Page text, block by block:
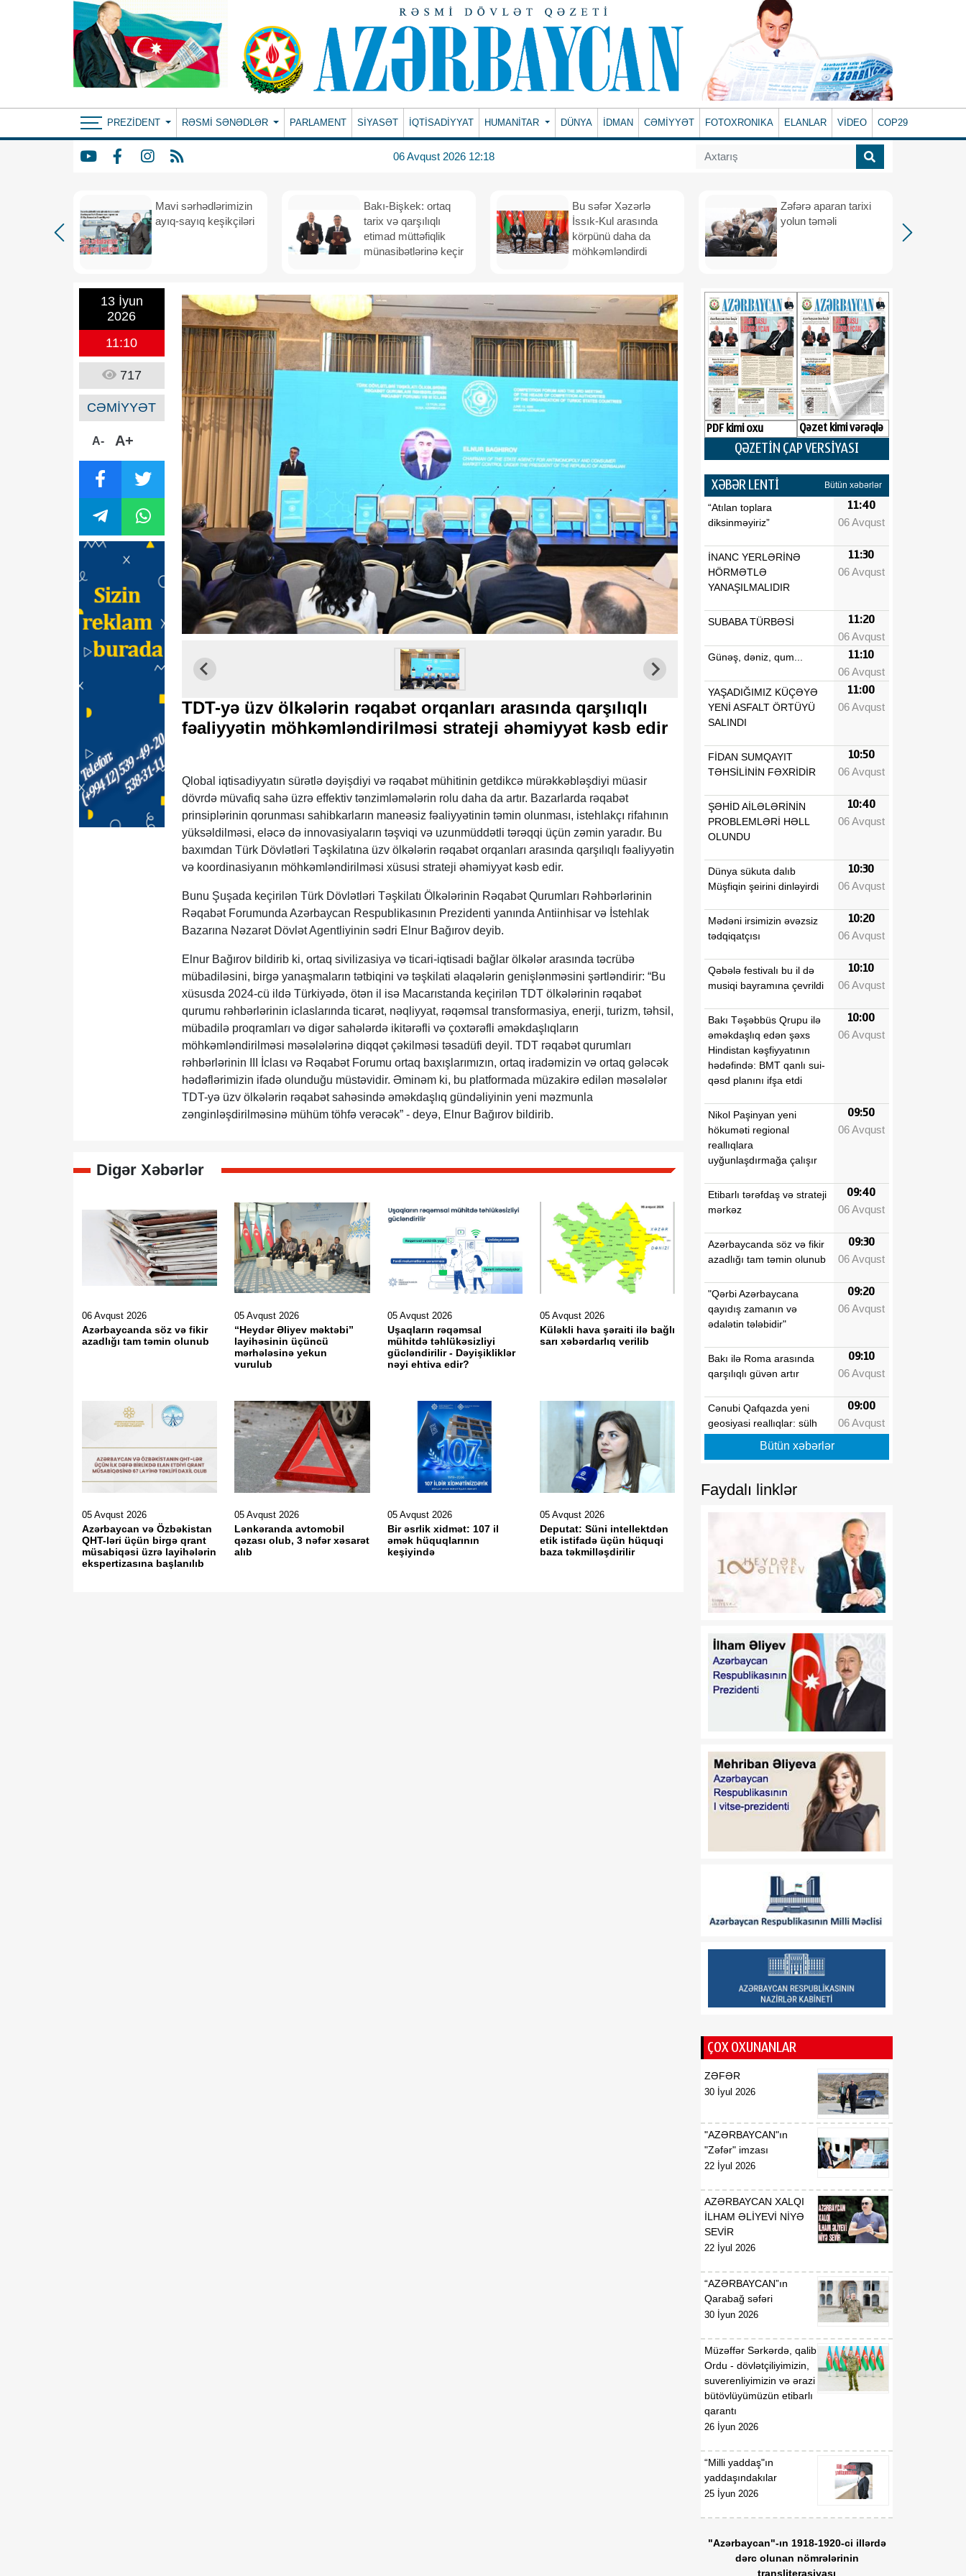
PREZIDENT RƏSMI SƏNƏDLƏR PARLAMENT SİYASƏT İQTİSADİYYAT HUMANITAR DÜNYA İDMAN CƏMİYYƏT FOTOXRONIKA ELANLAR VİDEO COP29
06 Avqust 2026 12:18
Mavi sərhədlərimizin
ayıq-sayıq keşikçiləri
Bakı-Bişkek: ortaq
tarix və qarşılıqlı
etimad müttəfiqlik
münasibətlərinə keçir
Bu səfər Xəzərlə
İssık-Kul arasında
körpünü daha da
möhkəmləndirdi
Zəfərə aparan tarixi
yolun təməli
13 İyun
2026
11:10
717
CƏMİYYƏT
A- A+
TDT-yə üzv ölkələrin rəqabət orqanları arasında qarşılıqlı
fəaliyyətin möhkəmləndirilməsi strateji əhəmiyyət kəsb edir
Qlobal iqtisadiyyatın sürətlə dəyişdiyi və rəqabət mühitinin getdikcə mürəkkəbləşdiyi müasir
dövrdə müvafiq sahə üzrə effektiv tənzimləmələrin rolu daha da artır. Bazarlarda rəqabət
prinsiplərinin qorunması sahibkarların maneəsiz fəaliyyətinin təmin olunması, istehlakçı rifahının
yüksəldilməsi, eləcə də innovasiyaların təşviqi və uzunmüddətli tərəqqi üçün zəmin yaradır. Bu
baxımdan Türk Dövlətləri Təşkilatına üzv ölkələrin rəqabət orqanları arasında qarşılıqlı fəaliyyətin
və koordinasiyanın möhkəmləndirilməsi xüsusi strateji əhəmiyyət kəsb edir.
Bunu Şuşada keçirilən Türk Dövlətləri Təşkilatı Ölkələrinin Rəqabət Qurumları Rəhbərlərinin
Rəqabət Forumunda Azərbaycan Respublikasının Prezidenti yanında Antiinhisar və İstehlak
Bazarına Nəzarət Dövlət Agentliyinin sədri Elnur Bağırov deyib.
Elnur Bağırov bildirib ki, ortaq sivilizasiya və ticari-iqtisadi bağlar ölkələr arasında təcrübə
mübadiləsini, birgə yanaşmaların tətbiqini və təşkilati əlaqələrin genişlənməsini şərtləndirir: “Bu
xüsusda 2024-cü ildə Türkiyədə, ötən il isə Macarıstanda keçirilən TDT ölkələrinin rəqabət
qurumu rəhbərlərinin iclaslarında ticarət, nəqliyyat, rəqəmsal transformasiya, enerji, turizm, təhsil,
mübadilə proqramları və digər sahələrdə ikitərəfli və çoxtərəfli əməkdaşlıqların
möhkəmləndirilməsi məsələlərinə diqqət çəkilməsi təsadüfi deyil. TDT rəqabət qurumları
rəhbərlərinin III İclası və Rəqabət Forumu ortaq baxışlarımızın, ortaq iradəmizin və ortaq gələcək
hədəflərimizin ifadə olunduğu müstəvidir. Əminəm ki, bu platformada müzakirə edilən məsələlər
TDT-yə üzv ölkələrin rəqabət sahəsində əməkdaşlıq gündəliyinin yeni məzmunla
zənginləşdirilməsinə mühüm töhfə verəcək” - deyə, Elnur Bağırov bildirib.
Digər Xəbərlər
06 Avqust 2026
Azərbaycanda söz və fikir
azadlığı tam təmin olunub
05 Avqust 2026
“Heydər Əliyev məktəbi”
layihəsinin üçüncü
mərhələsinə yekun
vurulub
05 Avqust 2026
Uşaqların rəqəmsal
mühitdə təhlükəsizliyi
gücləndirilir - Dəyişikliklər
nəyi ehtiva edir?
05 Avqust 2026
Küləkli hava şəraiti ilə bağlı
sarı xəbərdarlıq verilib
05 Avqust 2026
Azərbaycan və Özbəkistan
QHT-ləri üçün birgə qrant
müsabiqəsi üzrə layihələrin
ekspertizasına başlanılıb
05 Avqust 2026
Lənkəranda avtomobil
qəzası olub, 3 nəfər xəsarət
alıb
05 Avqust 2026
Bir əsrlik xidmət: 107 il
əmək hüquqlarının
keşiyində
05 Avqust 2026
Deputat: Süni intellektdən
etik istifadə üçün hüquqi
baza təkmilləşdirilir
PDF kimi oxu Qəzet kimi vərəqlə
QƏZETİN ÇAP VERSİYASI
XƏBƏR LENTİ Bütün xəbərlər
“Atılan toplara
diksinməyiriz”
11:40
06 Avqust
İNANC YERLƏRİNƏ
HÖRMƏTLƏ
YANAŞILMALIDIR
11:30
06 Avqust
SUBABA TÜRBƏSİ 11:20
06 Avqust
Günəş, dəniz, qum... 11:10
06 Avqust
YAŞADIĞIMIZ KÜÇƏYƏ
YENİ ASFALT ÖRTÜYÜ
SALINDI
11:00
06 Avqust
FİDAN SUMQAYIT
TƏHSİLİNİN FƏXRİDİR
10:50
06 Avqust
ŞƏHİD AİLƏLƏRİNİN
PROBLEMLƏRİ HƏLL
OLUNDU
10:40
06 Avqust
Dünya sükuta dalıb
Müşfiqin şeirini dinləyirdi
10:30
06 Avqust
Mədəni irsimizin əvəzsiz
tədqiqatçısı
10:20
06 Avqust
Qəbələ festivalı bu il də
musiqi bayramına çevrildi
10:10
06 Avqust
Bakı Təşəbbüs Qrupu ilə
əməkdaşlıq edən şəxs
Hindistan kəşfiyyatının
hədəfində: BMT qanlı sui-
qəsd planını ifşa etdi
10:00
06 Avqust
Nikol Paşinyan yeni
hökuməti regional
reallıqlara
uyğunlaşdırmağa çalışır
09:50
06 Avqust
Etibarlı tərəfdaş və strateji
mərkəz
09:40
06 Avqust
Azərbaycanda söz və fikir
azadlığı tam təmin olunub
09:30
06 Avqust
"Qərbi Azərbaycana
qayıdış zamanın və
ədalətin tələbidir"
09:20
06 Avqust
Bakı ilə Roma arasında
qarşılıqlı güvən artır
09:10
06 Avqust
Cənubi Qafqazda yeni
geosiyasi reallıqlar: sülh
necə dəyişəcək
09:00
06 Avqust
Çolpon-Ata Bəyannaməsi
Azərbaycanın şərti
dəyişmir:
08:40
06 Avqust
Alparslan BAYRAKTAR:
"Türkiyə Azərbaycandakı
enerji layihələrində iştirak
etməkdə maraqlıdır"
06 Avqust
Azərbaycan önə keçir
06 Avqust
Bütün xəbərlər
Faydalı linklər
ÇOX OXUNANLAR
ZƏFƏR
30 İyul 2026
"AZƏRBAYCAN"ın
"Zəfər" imzası
22 İyul 2026
AZƏRBAYCAN XALQI
İLHAM ƏLİYEVİ NİYƏ
SEVİR
22 İyul 2026
“AZƏRBAYCAN”ın
Qarabağ səfəri
30 İyun 2026
Müzəffər Sərkərdə, qalib
Ordu - dövlətçiliyimizin,
suverenliyimizin və ərazi
bütövlüyümüzün etibarlı
qarantı
26 İyun 2026
“Milli yaddaş"ın
yaddaşındakılar
25 İyun 2026
"Azərbaycan"-ın 1918-1920-ci illərdə
dərc olunan nömrələrinin
transliterasiyası